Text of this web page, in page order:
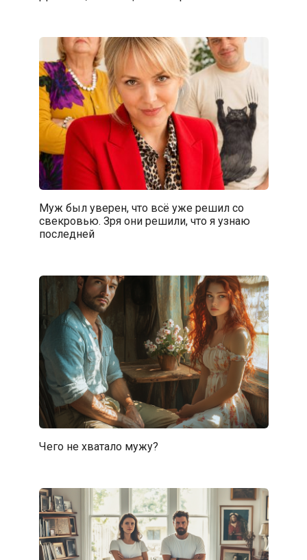
Муж был уверен, что всё уже решил со
свекровью. Зря они решили, что я узнаю
последней
Чего не хватало мужу?